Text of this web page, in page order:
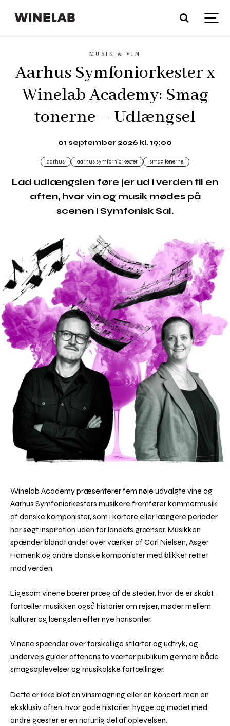
MUSIK & VIN
Aarhus Symfoniorkester x
Winelab Academy: Smag
tonerne – Udlængsel
01 september 2026 kl. 19:00
aarhus aarhus symforniorkester smag tonerne
Lad udlængslen føre jer ud i verden til en
aften, hvor vin og musik mødes på
scenen i Symfonisk Sal.
Winelab Academy præsenterer fem nøje udvalgte vine og
Aarhus Symfoniorkesters musikere fremfører kammermusik
af danske komponister, som i kortere eller længere perioder
har søgt inspiration uden for landets grænser. Musikken
spænder blandt andet over værker af Carl Nielsen, Asger
Hamerik og andre danske komponister med blikket rettet
mod verden.
Ligesom vinene bærer præg af de steder, hvor de er skabt,
fortæller musikken også historier om rejser, møder mellem
kulturer og længslen efter nye horisonter.
Vinene spænder over forskellige stilarter og udtryk, og
undervejs guider aftenens to værter publikum gennem både
smagsoplevelser og musikalske fortællinger.
Dette er ikke blot en vinsmagning eller en koncert, men en
eksklusiv aften, hvor gode historier, hygge og mødet med
andre gæster er en naturlig del af oplevelsen.